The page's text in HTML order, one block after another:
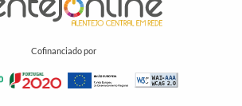
Cofinanciado por